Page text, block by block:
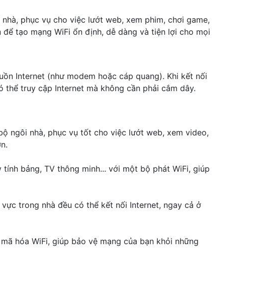
phục vụ cho việc lướt web, xem phim, chơi game,
tạo mạng WiFi ổn định, dễ dàng và tiện lợi cho mọi
Internet (như modem hoặc cáp quang). Khi kết nối
truy cập Internet mà không cần phải cắm dây.
ngôi nhà, phục vụ tốt cho việc lướt web, xem video,
bảng, TV thông minh... với một bộ phát WiFi, giúp
trong nhà đều có thể kết nối Internet, ngay cả ở
hóa WiFi, giúp bảo vệ mạng của bạn khỏi những